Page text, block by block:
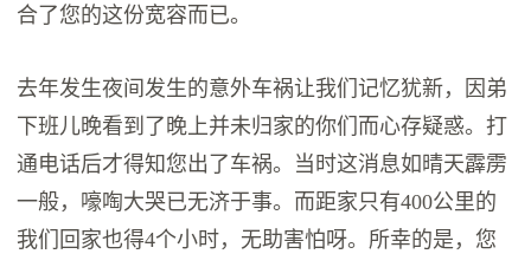
合了您的这份宽容而已。
去年发生夜间发生的意外车祸让我们记忆犹新，因弟
下班儿晚看到了晚上并未归家的你们而心存疑惑。打
通电话后才得知您出了车祸。当时这消息如晴天霹雳
一般，嚎啕大哭已无济于事。而距家只有400公里的
我们回家也得4个小时，无助害怕呀。所幸的是，您